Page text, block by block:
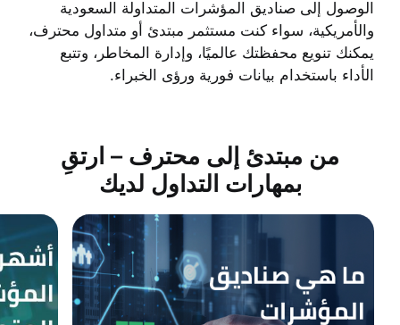
الوصول إلى صناديق المؤشرات المتداولة السعودية
والأمريكية، سواء كنت مستثمر مبتدئ أو متداول محترف،
يمكنك تنويع محفظتك عالميًا، وإدارة المخاطر، وتتبع
الأداء باستخدام بيانات فورية ورؤى الخبراء.
من مبتدئ إلى محترف – ارتقِ
بمهارات التداول لديك
ما هي صناديق المؤشرات المتداولة؟ ما هي أشهر صناديق